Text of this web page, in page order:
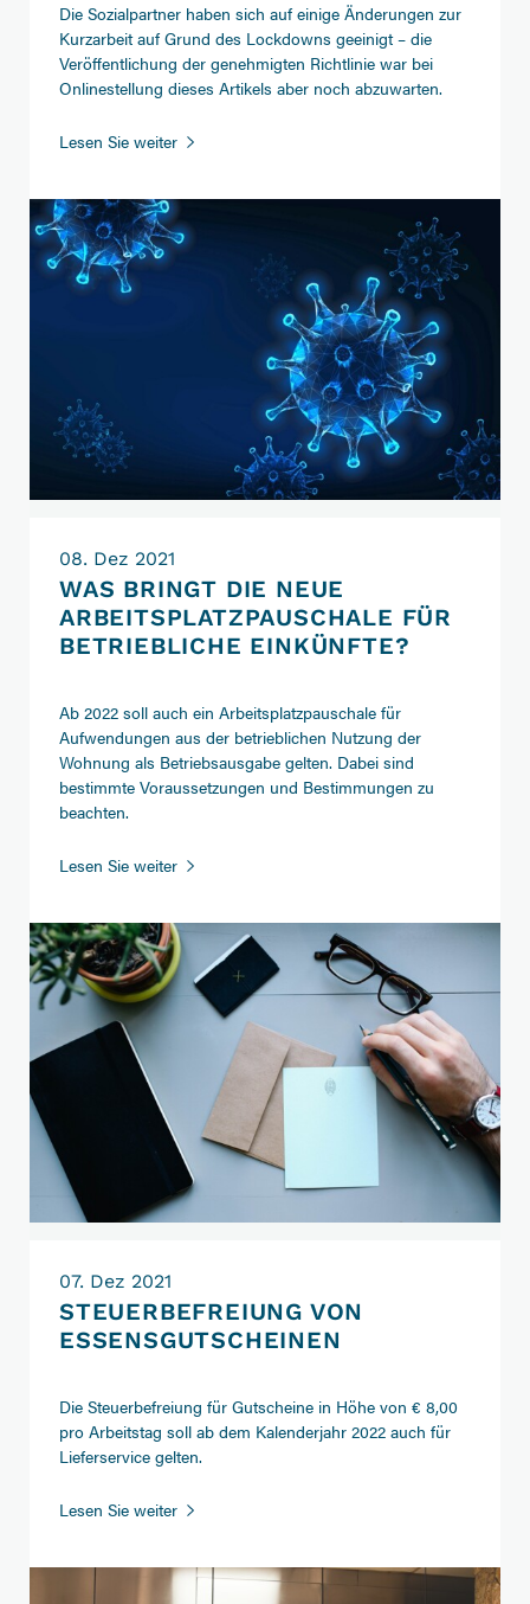
Die Sozialpartner haben sich auf einige Änderungen zur
Kurzarbeit auf Grund des Lockdowns geeinigt – die
Veröffentlichung der genehmigten Richtlinie war bei
Onlinestellung dieses Artikels aber noch abzuwarten.
Lesen Sie weiterCorona:
-
08. Dez 2021
WAS BRINGT DIE NEUE
ARBEITSPLATZPAUSCHALE FÜR
BETRIEBLICHE EINKÜNFTE?
Ab 2022 soll auch ein Arbeitsplatzpauschale für
Aufwendungen aus der betrieblichen Nutzung der
Wohnung als Betriebsausgabe gelten. Dabei sind
bestimmte Voraussetzungen und Bestimmungen zu
beachten.
Lesen Sie weiterWas
neue
Arbeitsplatzpauschale
für
betriebliche
Einkünfte?
07. Dez 2021
STEUERBEFREIUNG VON
ESSENSGUTSCHEINEN
Die Steuerbefreiung für Gutscheine in Höhe von € 8,00
pro Arbeitstag soll ab dem Kalenderjahr 2022 auch für
Lieferservice gelten.
Lesen Sie weiterSteuerbefreiung